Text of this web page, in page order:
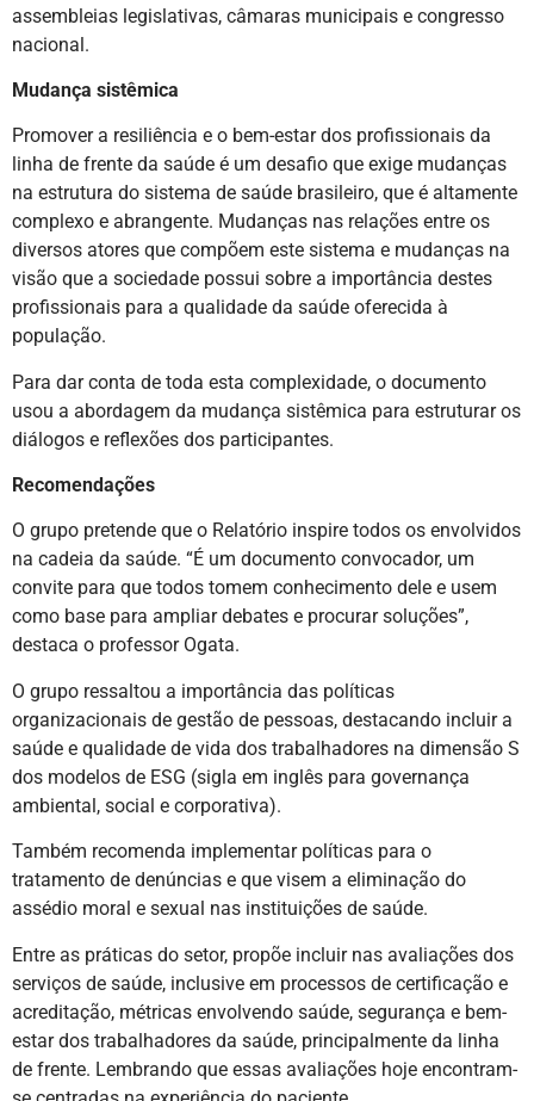
assembleias legislativas, câmaras municipais e congresso
nacional.
Mudança sistêmica
Promover a resiliência e o bem-estar dos profissionais da
linha de frente da saúde é um desafio que exige mudanças
na estrutura do sistema de saúde brasileiro, que é altamente
complexo e abrangente. Mudanças nas relações entre os
diversos atores que compõem este sistema e mudanças na
visão que a sociedade possui sobre a importância destes
profissionais para a qualidade da saúde oferecida à
população.
Para dar conta de toda esta complexidade, o documento
usou a abordagem da mudança sistêmica para estruturar os
diálogos e reflexões dos participantes.
Recomendações
O grupo pretende que o Relatório inspire todos os envolvidos
na cadeia da saúde. “É um documento convocador, um
convite para que todos tomem conhecimento dele e usem
como base para ampliar debates e procurar soluções”,
destaca o professor Ogata.
O grupo ressaltou a importância das políticas
organizacionais de gestão de pessoas, destacando incluir a
saúde e qualidade de vida dos trabalhadores na dimensão S
dos modelos de ESG (sigla em inglês para governança
ambiental, social e corporativa).
Também recomenda implementar políticas para o
tratamento de denúncias e que visem a eliminação do
assédio moral e sexual nas instituições de saúde.
Entre as práticas do setor, propõe incluir nas avaliações dos
serviços de saúde, inclusive em processos de certificação e
acreditação, métricas envolvendo saúde, segurança e bem-
estar dos trabalhadores da saúde, principalmente da linha
de frente. Lembrando que essas avaliações hoje encontram-